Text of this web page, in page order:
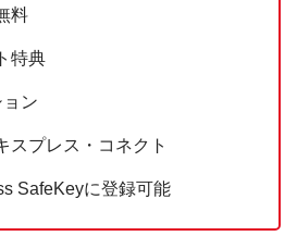
料
特典
ン
スプレス・コネクト
SafeKeyに登録可能